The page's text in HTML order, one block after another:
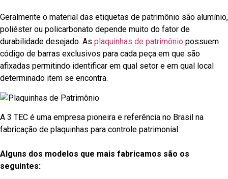
Geralmente o material das etiquetas de patrimônio são alumínio,
poliéster ou policarbonato depende muito do fator de
durabilidade desejado. As plaquinhas de patrimônio possuem
código de barras exclusivos para cada peça em que são
afixadas permitindo identificar em qual setor e em qual local
determinado item se encontra.
A 3 TEC é uma empresa pioneira e referência no Brasil na
fabricação de plaquinhas para controle patrimonial.
Alguns dos modelos que mais fabricamos são os
seguintes: